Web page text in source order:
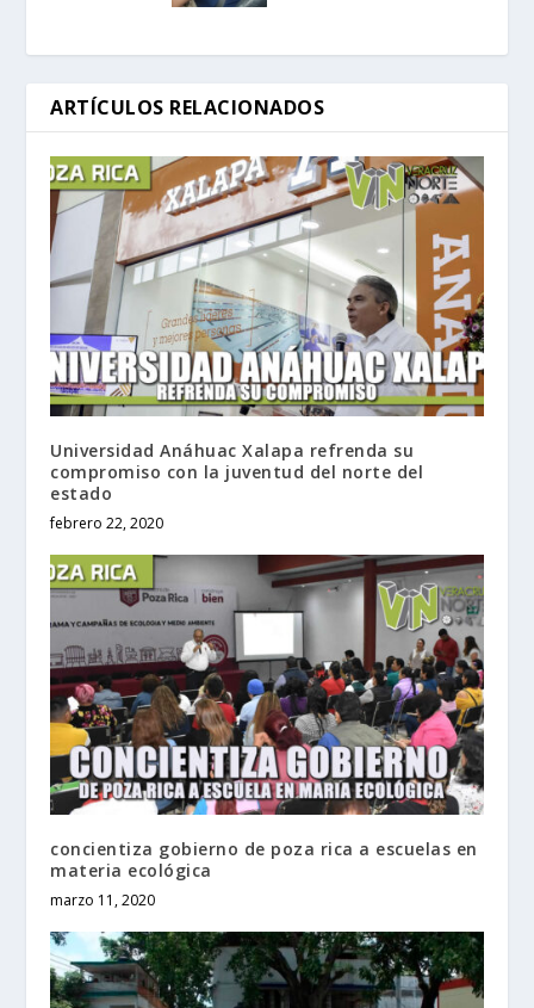
ARTÍCULOS RELACIONADOS
Universidad Anáhuac Xalapa refrenda su
compromiso con la juventud del norte del
estado
febrero 22, 2020
concientiza gobierno de poza rica a escuelas en
materia ecológica
marzo 11, 2020